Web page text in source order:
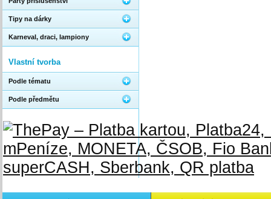
Tipy na dárky
Karneval, draci, lampiony
Vlastní tvorba
Podle tématu
Podle předmětu